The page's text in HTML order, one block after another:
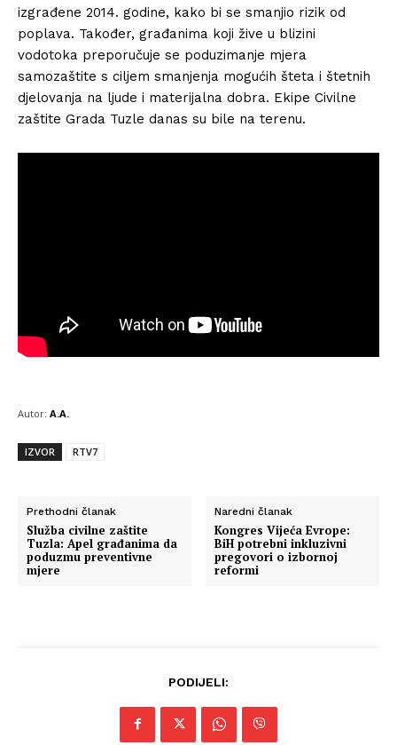
izgrađene 2014. godine, kako bi se smanjio rizik od
poplava. Također, građanima koji žive u blizini
vodotoka preporučuje se poduzimanje mjera
samozaštite s ciljem smanjenja mogućih šteta i štetnih
djelovanja na ljude i materijalna dobra. Ekipe Civilne
zaštite Grada Tuzle danas su bile na terenu.
Autor: A.A.
IZVOR RTV7
Prethodni članak
Služba civilne zaštite
Tuzla: Apel građanima da
poduzmu preventivne
mjere
Naredni članak
Kongres Vijeća Evrope:
BiH potrebni inkluzivni
pregovori o izbornoj
reformi
PODIJELI: